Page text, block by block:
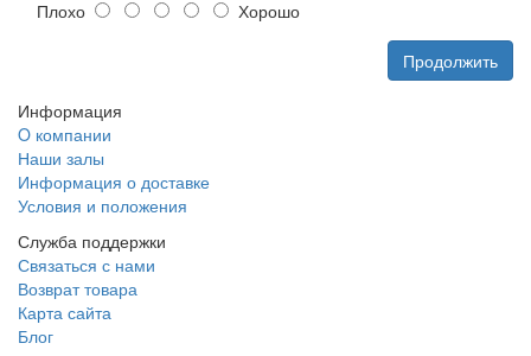
Плохо
Хорошо
Продолжить
Информация
O компании
Наши залы
Информация о доставке
Условия и положения
Служба поддержки
Связаться с нами
Возврат товара
Карта сайта
Блог